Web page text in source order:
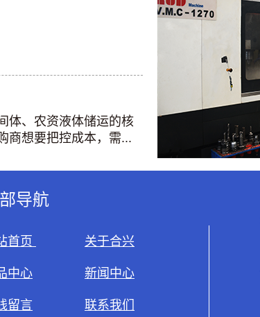
体、农资液体储运的核
商想要把控成本，需...
导航
首页 关于合兴
中心 新闻中心
留言 联系我们